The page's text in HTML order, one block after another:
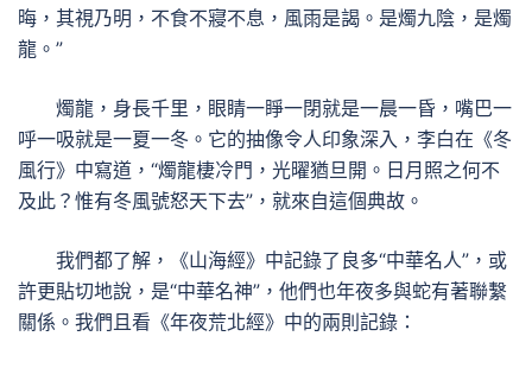
晦，其視乃明，不食不寢不息，風雨是謁。是燭九陰，是燭
龍。”
燭龍，身長千里，眼睛一睜一閉就是一晨一昏，嘴巴一
呼一吸就是一夏一冬。它的抽像令人印象深入，李白在《冬
風行》中寫道，“燭龍棲冷門，光曜猶旦開。日月照之何不
及此？惟有冬風號怒天下去”，就來自這個典故。
我們都了解，《山海經》中記錄了良多“中華名人”，或
許更貼切地說，是“中華名神”，他們也年夜多與蛇有著聯繫
關係。我們且看《年夜荒北經》中的兩則記錄：